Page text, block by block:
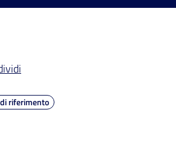
riferimento